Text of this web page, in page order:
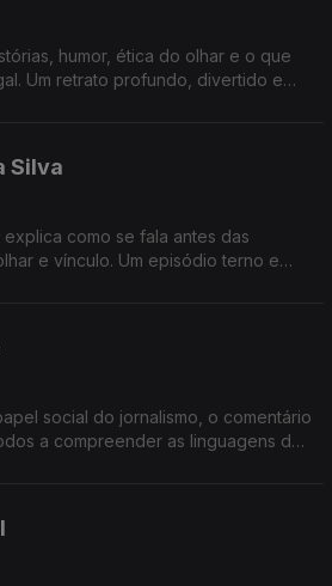
humor, ética do olhar e o que
Um retrato profundo, divertido e
Silva
como se fala antes das
e vínculo. Um episódio terno e
social do jornalismo, o comentário
a compreender as linguagens do